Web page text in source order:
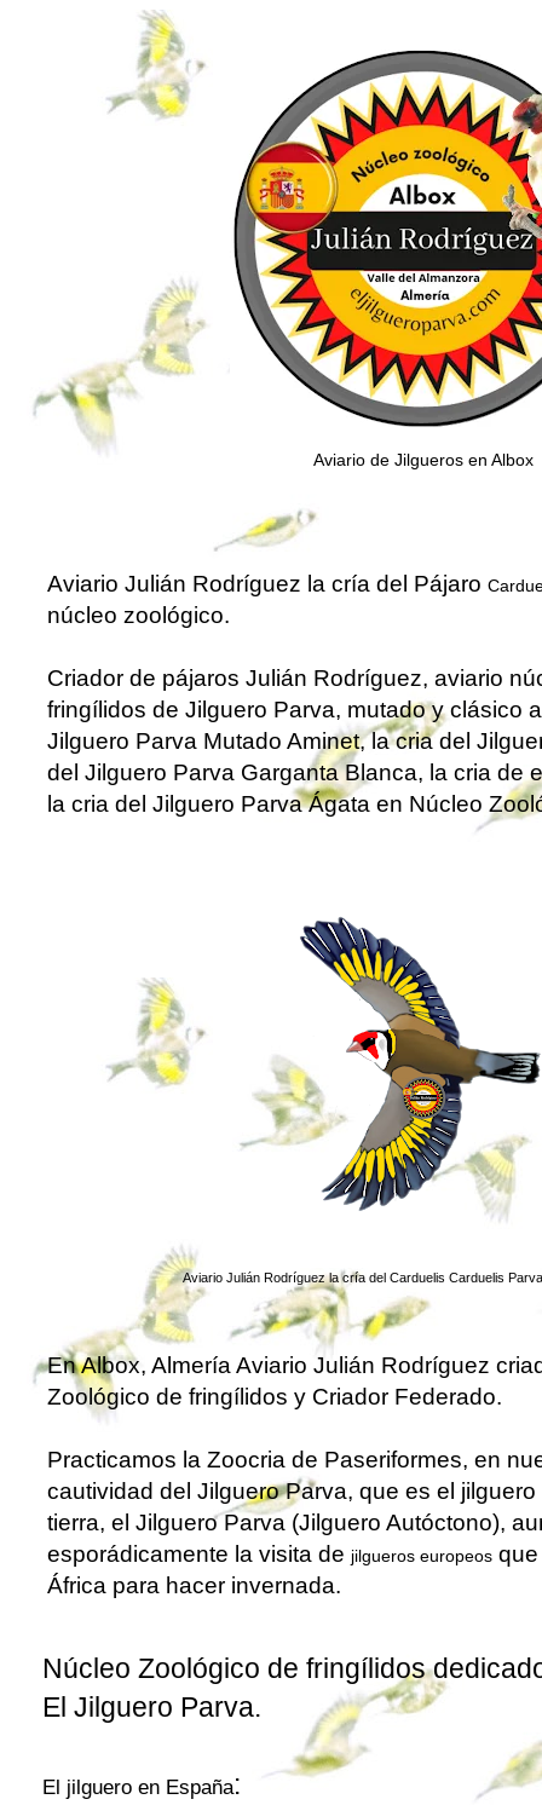
Aviario de Jilgueros en Albox
Aviario Julián Rodríguez la cría del Pájaro
núcleo zoológico.
Criador de pájaros Julián Rodríguez, aviario
fringílidos de Jilguero Parva, mutado y clásico
Jilguero Parva Mutado Aminet, la cria del
del Jilguero Parva Garganta Blanca, la cria de
la cria del Jilguero ParvaÁgata en Núcleo
Aviario Julián Rodríguez la cría del Carduelis Carduelis
En Albox, Almería Aviario Julián Rodríguez
Zoológico de fringílidos y Criador Federado.
Practicamos la Zoocria de Paseriformes, en
cautividad del Jilguero Parva, que es el jilguero
tierra, el JilgueroParva (Jilguero Autóctono),
esporádicamente la visita de jilgueros europeos
África para hacer invernada.
Núcleo Zoológico de fringílidos
El Jilguero Parva.
El jilguero en España: